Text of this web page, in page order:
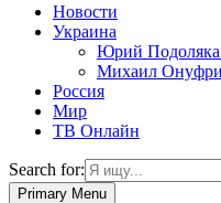
Новости
Украина
Юрий
Михаил
Россия
Мир
ТВ Онлайн
Search for:
Primary Menu